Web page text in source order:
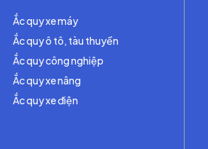
Ắc quy xe máy
Ắc quy ô tô, tàu thuyền
Ắc quy công nghiệp
Ắc quy xe nâng
Ắc quy xe điện